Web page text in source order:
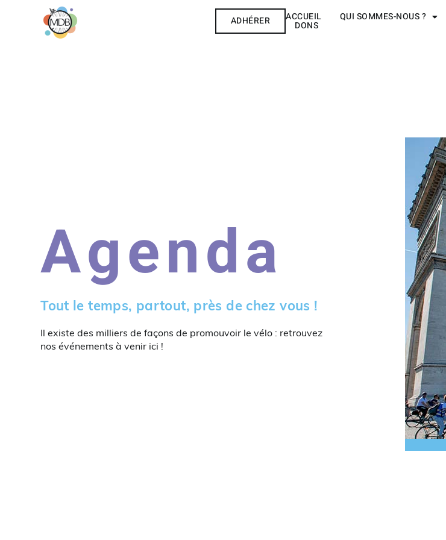
ADHÉRER ACCUEIL QUI SOMMES-NOUS ?
DONS
Agenda
Tout le temps, partout, près de chez vous !
Il existe des milliers de façons de promouvoir le vélo : retrouvez
nos événements à venir ici !